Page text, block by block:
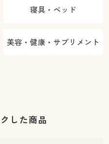
寝具・ベッド
美容・健康・サプリメント
した商品